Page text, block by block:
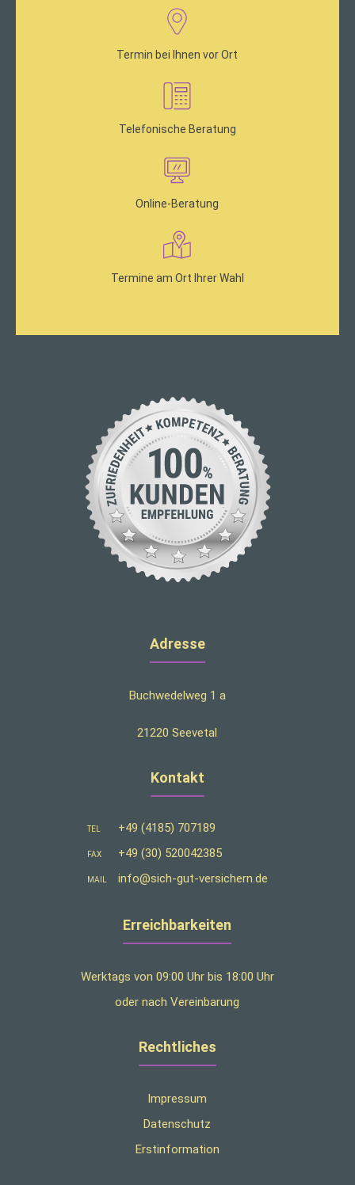
Termin bei Ihnen vor Ort
Telefonische Beratung
Online-Beratung
Termine am Ort Ihrer Wahl
Adresse
Buchwedelweg 1 a
21220 Seevetal
Kontakt
TEL +49 (4185) 707189
FAX +49 (30) 520042385
MAIL info@sich-gut-versichern.de
Erreichbarkeiten
Werktags von 09:00 Uhr bis 18:00 Uhr
oder nach Vereinbarung
Rechtliches
Impressum
Datenschutz
Erstinformation